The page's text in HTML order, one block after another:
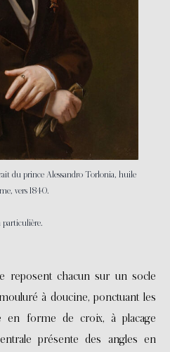
du prince Alessandro Torlonia, huile
vers 1840.
reposent chacun sur un socle
à doucine, ponctuant les
en forme de croix, à placage
présente des angles en